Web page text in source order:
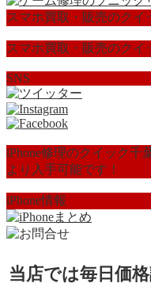
スマホ買取・販売のクイ
スマホ買取・販売のクイ
SNS
iPhone修理のクイック千
より入手可能です！
iPhone情報
当店では毎日価